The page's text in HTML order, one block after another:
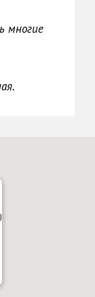
многие